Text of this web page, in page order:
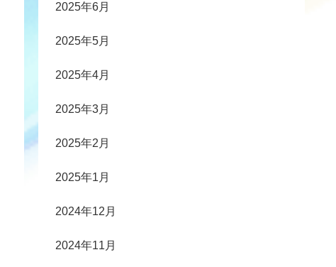
2025年6月
2025年5月
2025年4月
2025年3月
2025年2月
2025年1月
2024年12月
2024年11月